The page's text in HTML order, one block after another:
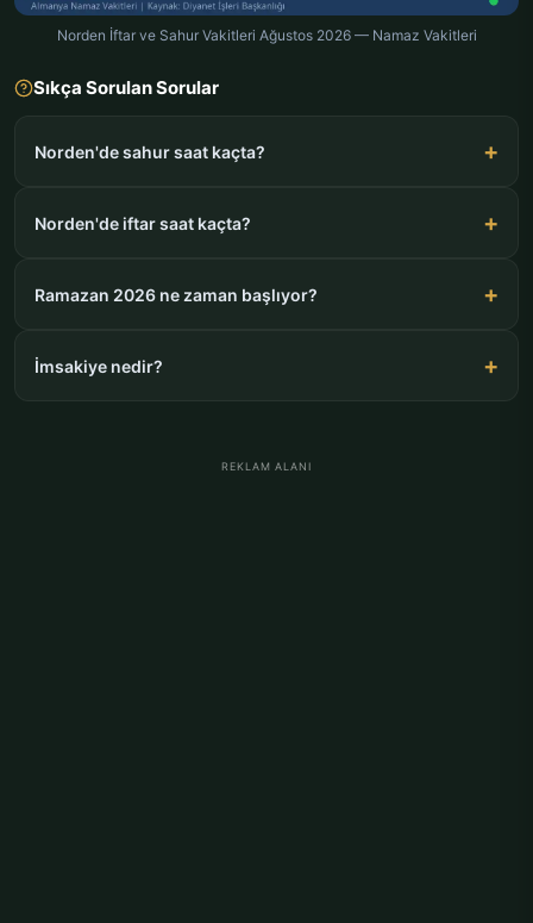
Norden İftar ve Sahur Vakitleri Ağustos 2026 — Namaz Vakitleri
Sıkça Sorulan Sorular
Norden'de sahur saat kaçta?
Norden'de iftar saat kaçta?
Ramazan 2026 ne zaman başlıyor?
İmsakiye nedir?
REKLAM ALANI